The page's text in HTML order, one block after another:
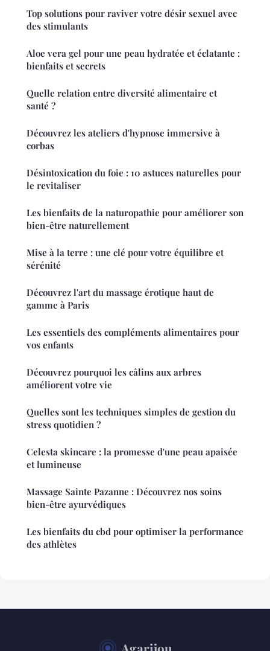
Top solutions pour raviver votre désir sexuel avec
des stimulants
Aloe vera gel pour une peau hydratée et éclatante :
bienfaits et secrets
Quelle relation entre diversité alimentaire et
santé ?
Découvrez les ateliers d'hypnose immersive à
corbas
Désintoxication du foie : 10 astuces naturelles pour
le revitaliser
Les bienfaits de la naturopathie pour améliorer son
bien-être naturellement
Mise à la terre : une clé pour votre équilibre et
sérénité
Découvrez l'art du massage érotique haut de
gamme à Paris
Les essentiels des compléments alimentaires pour
vos enfants
Découvrez pourquoi les câlins aux arbres
améliorent votre vie
Quelles sont les techniques simples de gestion du
stress quotidien ?
Celesta skincare : la promesse d'une peau apaisée
et lumineuse
Massage Sainte Pazanne : Découvrez nos soins
bien-être ayurvédiques
Les bienfaits du cbd pour optimiser la performance
des athlètes